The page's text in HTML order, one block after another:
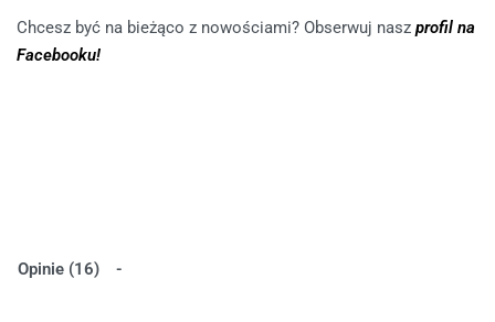
Chcesz być na bieżąco z nowościami? Obserwuj nasz profil na
Facebooku!
Opinie (16)